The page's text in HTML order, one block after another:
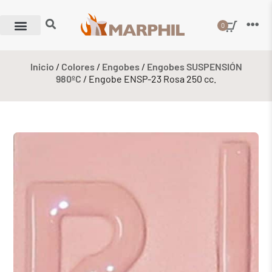
0
Inicio / Colores/ Engobes/ Engobes SUSPENSIÓN
980ºC / Engobe ENSP-23 Rosa 250 cc.